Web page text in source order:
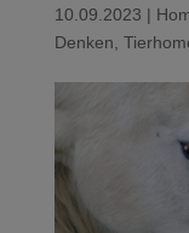
10.09.2023 |
Denken